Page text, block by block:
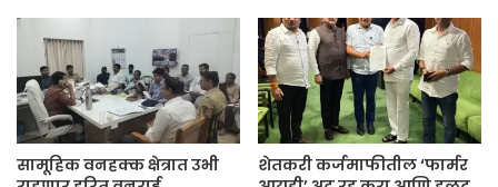
सामूहिक वनहक्क क्षेत्रात उभी
शेतकरी कर्जमाफीतील ‘फार्मर